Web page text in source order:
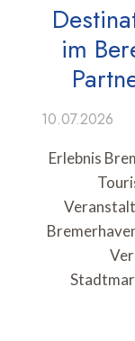
im
10.07.2026
Erlebnis